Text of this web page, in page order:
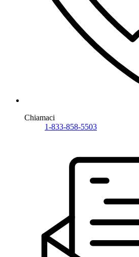
Chiamaci
1-833-858-5503